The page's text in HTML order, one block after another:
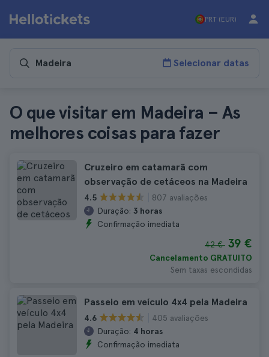
PRT (EUR)
Selecionar datas
O que visitar em Madeira – As
melhores coisas para fazer
Cruzeiro em catamarã com
observação de cetáceos na Madeira
4.5
807 avaliações
Duração: 3 horas
Confirmação imediata
42 € 39 €
Cancelamento GRATUITO
Sem taxas escondidas
Passeio em veículo 4x4 pela Madeira
4.6
405 avaliações
Duração: 4 horas
Confirmação imediata